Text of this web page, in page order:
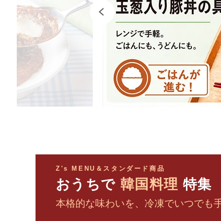
Z's MENU＆スタンダード商品
おうちで 韓国料理 特集
本格的な味わいを、冷凍でいつでも